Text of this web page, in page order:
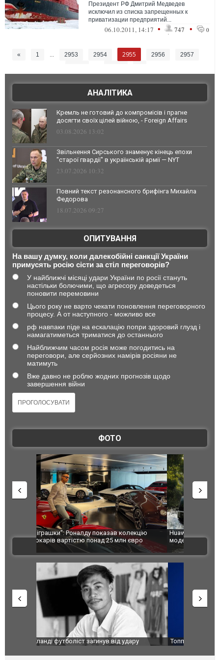
Президент РФ Дмитрий Медведев
исключил из списка запрещенных к
приватизации предприятий...
06.10.2011, 14:17 • 747 • 0
« 1 ... 2953 2954 2955 2956
2957
АНАЛІТИКА
Кремль не готовий до компромісів і прагне
досягти своїх цілей війною, - Foreign Affairs
03.08.2026 13:02
Звільнення Сирського знаменує кінець епохи
"старої гвардії" в українській армії — NYT
23.07.2026 10:32
Повний текст резонансного брифінга Михайла
Федорова
18.07.2026 09:27
ОПИТУВАННЯ
На вашу думку, коли далекобійні санкції України
примусять росію сісти за стіл переговорів?
У найближчі місяці удари України по росії стануть
настільки болючими, що агресору доведеться
поновити перемовини
Цього року не варто чекати поновлення переговорного
процесу. А от наступного - можливо все
рф навпаки піде на ескалацію попри здоровий глузд і
намагатиметься триматися до останнього
Найближчим часом росія може погодитись на
переговори, але серйозних намірів росіяни не
матимуть
Вже давно не роблю жодних прогнозів щодо
завершення війни
ФОТО
Huawei виходить на ринок позашляховиків з
моделлю Stelato G9. ФОТО
Росія
ВІДЕО
Топпосадовцю Повітряних Сил вручили нову
Сили
атаку.